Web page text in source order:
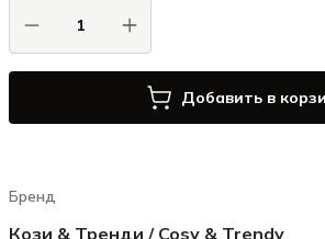
Добавить в
Бренд
Кози & Тренди / Cosy & Trendy